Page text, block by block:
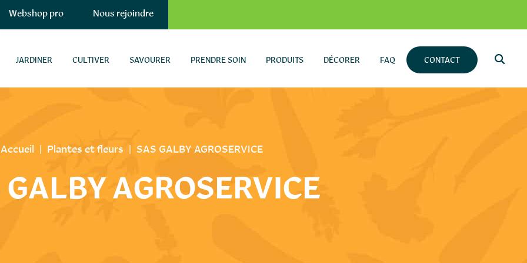
Webshop pro Nous rejoindre
JARDINER CULTIVER SAVOURER PRENDRE SOIN PRODUITS DÉCORER FAQ CONTACT
Accueil | Plantes et fleurs | SAS GALBY AGROSERVICE
AGROSERVICE